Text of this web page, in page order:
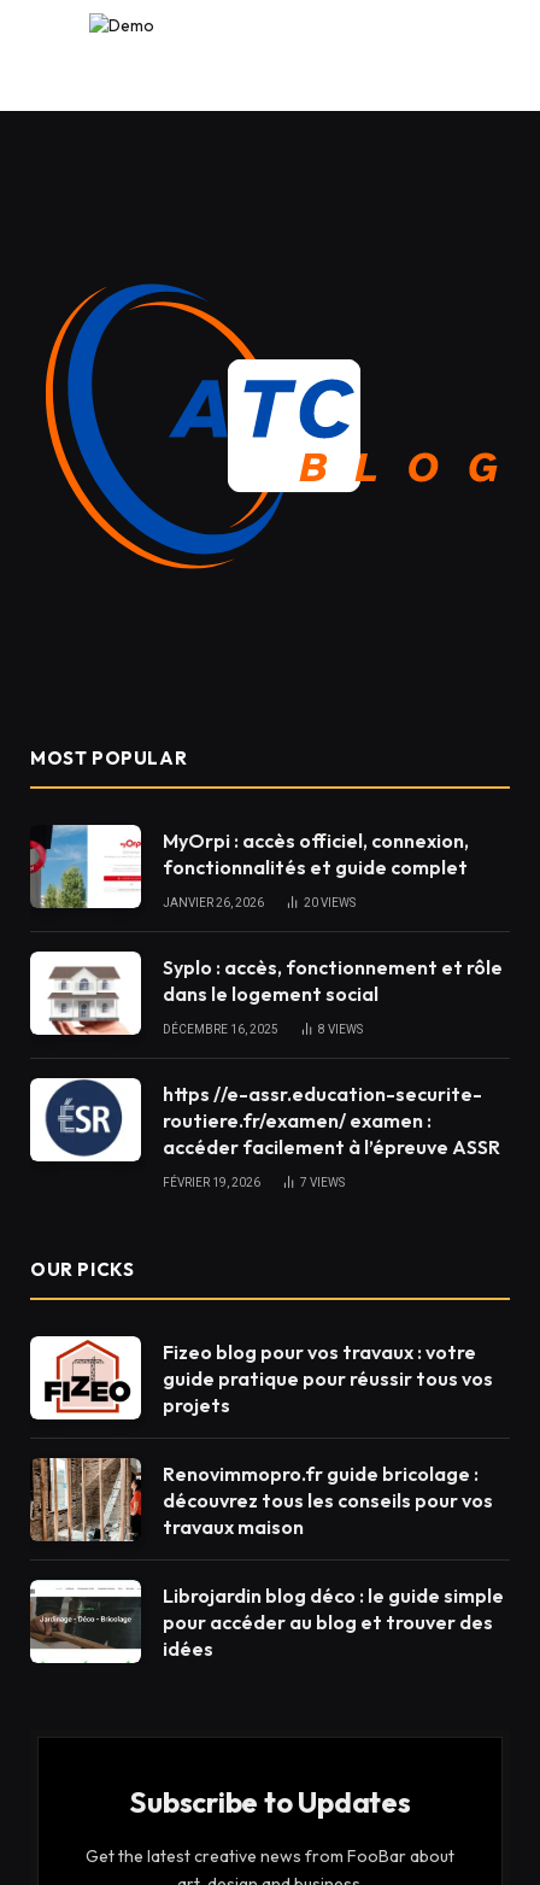
MOST POPULAR
MyOrpi : accès officiel, connexion,
fonctionnalités et guide complet
JANVIER 26, 2026 20VIEWS
Syplo : accès, fonctionnement et rôle
dans le logement social
DÉCEMBRE 16, 2025 8 VIEWS
https //e-assr.education-securite-
routiere.fr/examen/ examen :
accéder facilement à l’épreuve ASSR
FÉVRIER 19, 2026 7 VIEWS
OUR PICKS
Fizeo blog pour vos travaux : votre
guide pratique pour réussir tous vos
projets
Renovimmopro.fr guide bricolage :
découvrez tous les conseils pour vos
travaux maison
Librojardin blog déco : le guide simple
pour accéder au blog et trouver des
idées
Subscribe to Updates
Get the latest creative news from FooBar about